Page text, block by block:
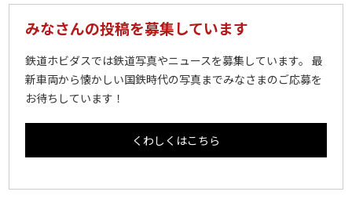
みなさんの投稿を募集しています
鉄道ホビダスでは鉄道写真やニュースを募集しています。 最
新車両から懐かしい国鉄時代の写真までみなさまのご応募を
お待ちしています！
くわしくはこちら